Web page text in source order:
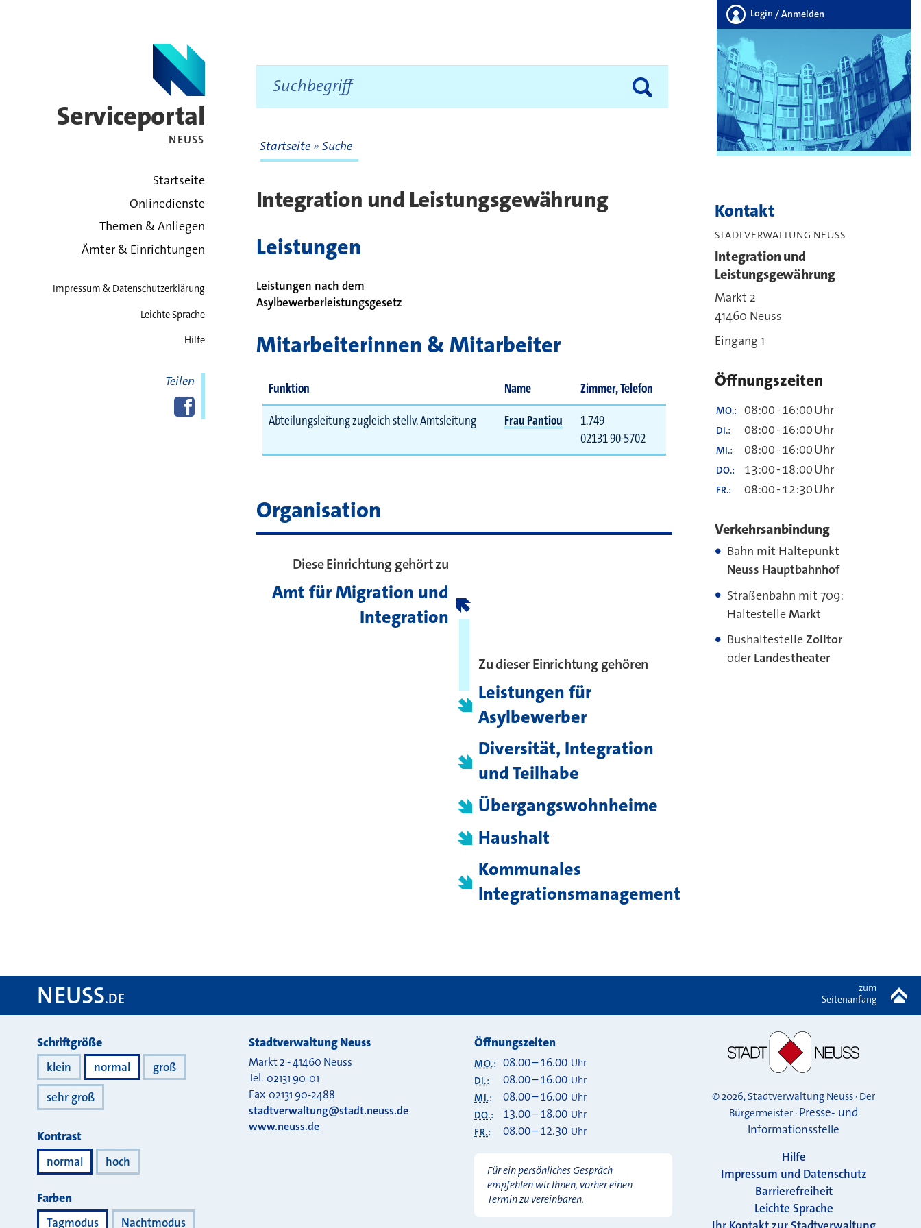
Serviceportal
NEUSS
zurück zur Startseite
Startseite
Onlinedienste
Themen & Anliegen
Ämter & Einrichtungen
Impressum & Datenschutzerklärung
Leichte Sprache
Hilfe
Teilen
Diese Seite bei
Facebook
teilen
Login / Anmelden
Startseite Suche
Integration und Leistungsgewährung
Leistungen
Leistungen nach dem
Asylbewerberleistungsgesetz
Mitarbeiterinnen & Mitarbeiter
Funktion Name
Zimmer, Telefon
Abteilungsleitung zugleich stellv. Amtsleitung
Frau Pantiou
1.749
02131 90-5702
Organisation
Diese Einrichtung gehört zu
Amt für Migration und
Integration
Zu dieser Einrichtung gehören
Leistungen für
Asylbewerber
Diversität, Integration
und Teilhabe
Übergangswohnheime
Haushalt
Kommunales
Integrationsmanagement
Kontakt
STADTVERWALTUNG NEUSS
Integration und
Leistungsgewährung
Markt 2
41460 Neuss
Eingang 1
Öffnungszeiten
MO. 08:00-16:00Uhr
DI. 08:00-16:00Uhr
MI. 08:00-16:00Uhr
DO. 13:00-18:00Uhr
FR. 08:00-12:30Uhr
Verkehrsanbindung
Bahn mit Haltepunkt
Neuss Hauptbahnhof
Straßenbahn mit 709:
HaltestelleMarkt
BushaltestelleZolltor
oderLandestheater
NEUSS.DE
zum
Seitenanfang
Darstellung
Schriftgröße
klein normal
groß
sehr groß
Kontrast
normal hoch
Farben
Tagmodus Nachtmodus
Stadtverwaltung Neuss
Markt 2-41460 Neuss
Tel. 02131 90-01
Fax 02131 90-2488
stadtverwaltung@stadt.neuss.de
www.neuss.de
Öffnungszeiten
MO.: 08.00–16.00 Uhr
DI.: 08.00–16.00 Uhr
MI.: 08.00–16.00 Uhr
DO.: 13.00–18.00 Uhr
FR.: 08.00–12.30 Uhr
Für ein persönliches Gespräch
empfehlen wir Ihnen, vorher einen
Termin zu vereinbaren.
© 2026, Stadtverwaltung Neuss · Der
Bürgermeister · Presse- und
Informationsstelle
Hilfe
Impressum und Datenschutz
Barrierefreiheit
Leichte Sprache